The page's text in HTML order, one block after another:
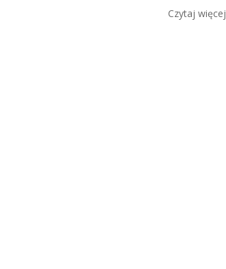
Czytaj więcej